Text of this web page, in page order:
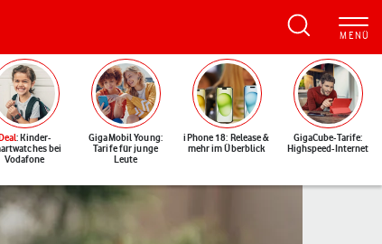
: Kinder-
bei
Vodafone
GigaMobil Young:
Tarife für junge
Leute
iPhone 18: Release &
mehr im Überblick
GigaCube-Tarife:
Highspeed-Internet